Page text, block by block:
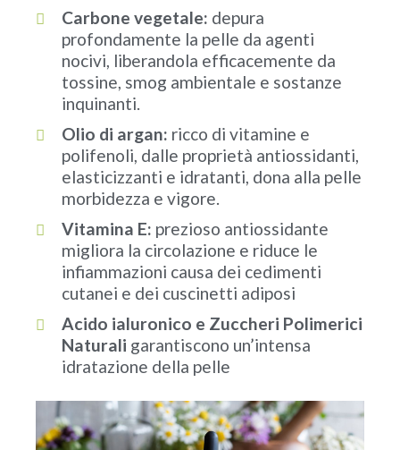
Carbone vegetale: depura
profondamente la pelle da agenti
nocivi, liberandola efficacemente da
tossine, smog ambientale e sostanze
inquinanti.
Olio di argan: ricco di vitamine e
polifenoli, dalle proprietà antiossidanti,
elasticizzanti e idratanti, dona alla pelle
morbidezza e vigore.
Vitamina E: prezioso antiossidante
migliora la circolazione e riduce le
infiammazioni causa dei cedimenti
cutanei e dei cuscinetti adiposi
Acido ialuronico e Zuccheri Polimerici
Naturali garantiscono un’intensa
idratazione della pelle